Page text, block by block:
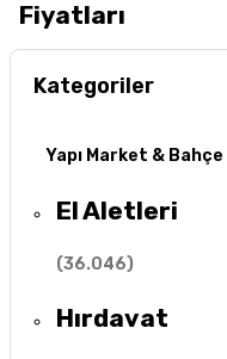
Fiyatları
Kategoriler
Yapı Market & Bahçe
El Aletleri
(36.046)
Hırdavat